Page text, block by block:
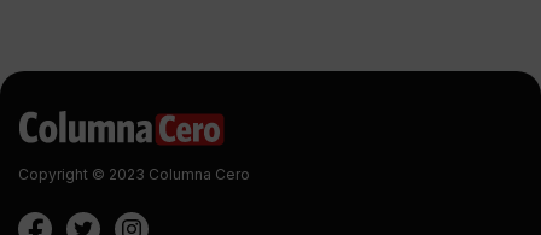
Copyright © 2023 Columna Cero